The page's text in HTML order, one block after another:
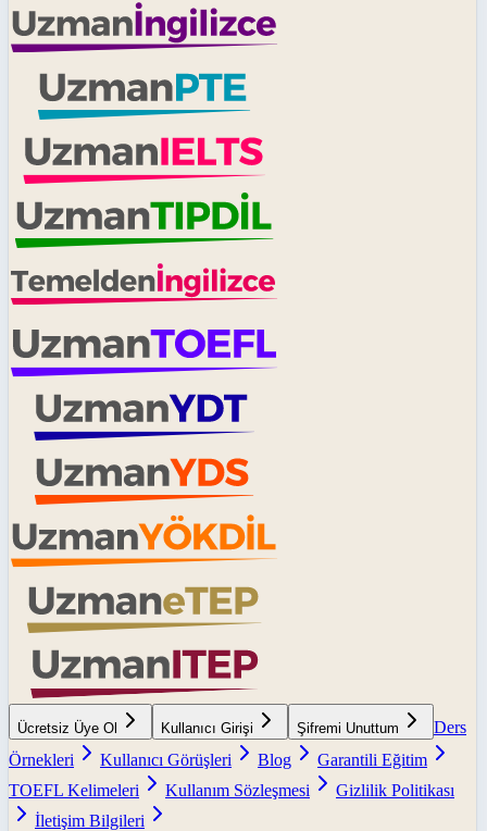
Ücretsiz Üye Ol Kullanıcı Girişi Şifremi Unuttum
Ders
Örnekleri
Kullanıcı Görüşleri Blog
Garantili Eğitim
TOEFL Kelimeleri
Kullanım Sözleşmesi
Gizlilik Politikası
İletişim Bilgileri